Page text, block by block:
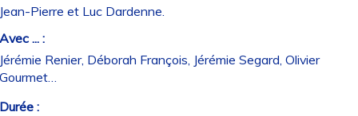
Pierre et Luc Dardenne.
... :
Renier, Déborah François, Jérémie Segard, Olivier
: